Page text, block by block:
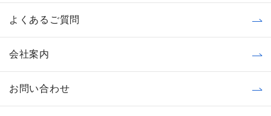
よくあるご質問
会社案内
お問い合わせ